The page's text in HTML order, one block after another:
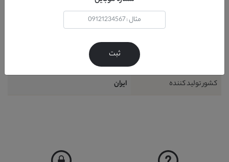
دستمال مرطوب
24 ماه
کشور تولید کننده
ايران
ثبت